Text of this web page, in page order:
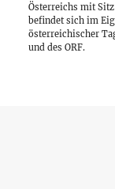
Österreichs mit
befindet sich im
österreichischer
und des ORF.